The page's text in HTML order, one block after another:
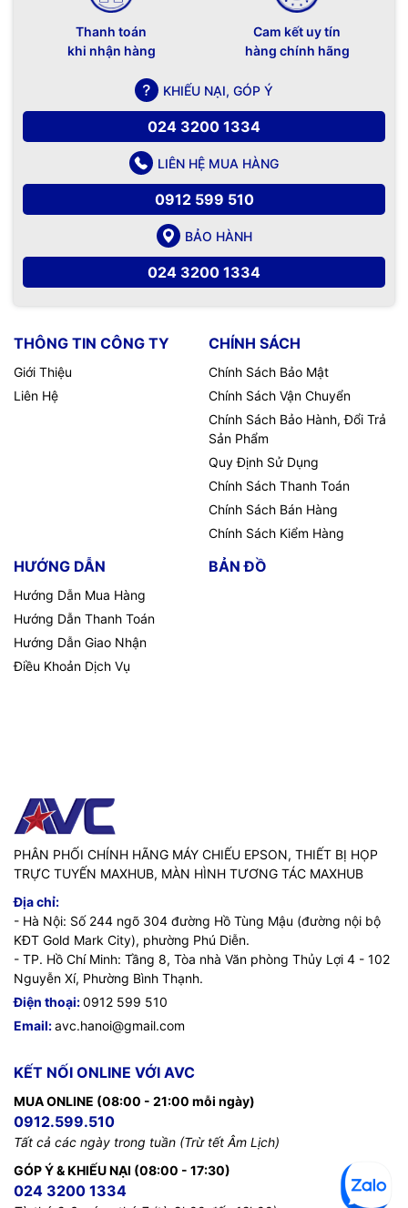
Thanh toán
khi nhận hàng
Cam kết uy tín
hàng chính hãng
KHIẾU NẠI, GÓP Ý
024 3200 1334
LIÊN HỆ MUA HÀNG
0912 599 510
BẢO HÀNH
024 3200 1334
THÔNG TIN CÔNG TY
Giới Thiệu
Liên Hệ
CHÍNH SÁCH
Chính Sách Bảo Mật
Chính Sách Vận Chuyển
Chính Sách Bảo Hành, Đổi Trả
Sản Phẩm
Quy Định Sử Dụng
Chính Sách Thanh Toán
Chính Sách Bán Hàng
Chính Sách Kiểm Hàng
HƯỚNG DẪN
Hướng Dẫn Mua Hàng
Hướng Dẫn Thanh Toán
Hướng Dẫn Giao Nhận
Điều Khoản Dịch Vụ
BẢN ĐỒ
PHÂN PHỐI CHÍNH HÃNG MÁY CHIẾU EPSON, THIẾT BỊ HỌP
TRỰC TUYẾN MAXHUB, MÀN HÌNH TƯƠNG TÁC MAXHUB
Địa chỉ:
- Hà Nội: Số 244 ngõ 304 đường Hồ Tùng Mậu (đường nội bộ
KĐT Gold Mark City), phường Phú Diễn.
- TP. Hồ Chí Minh: Tầng 8, Tòa nhà Văn phòng Thủy Lợi 4 - 102
Nguyễn Xí, Phường Bình Thạnh.
Điện thoại:0912 599 510
Email:avc.hanoi@gmail.com
KẾT NỐI ONLINE VỚI AVC
MUA ONLINE (08:00 - 21:00 mỗi ngày)
0912.599.510
Tất cả các ngày trong tuần (Trừ tết Âm Lịch)
GÓP Ý & KHIẾU NẠI (08:00 - 17:30)
024 3200 1334